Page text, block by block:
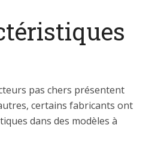
pas chers présentent
certains fabricants ont
dans des modèles à